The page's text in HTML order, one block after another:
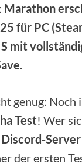
Marathon
für PC
mit
genug: Noch
Test! Wer
Discord-Server
der ersten